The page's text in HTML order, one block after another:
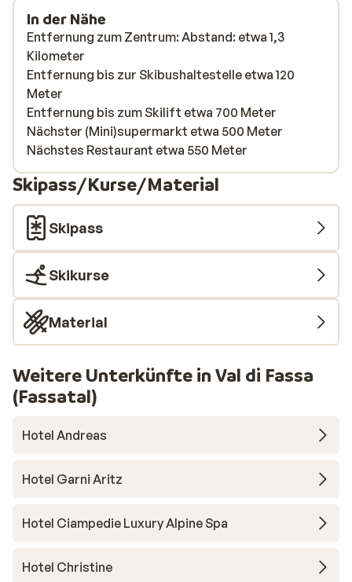
In der Nähe
Entfernung zum Zentrum: Abstand: etwa 1,3
Kilometer
Entfernung bis zur Skibushaltestelle etwa 120
Meter
Entfernung bis zum Skilift etwa 700 Meter
Nächster (Mini)supermarkt etwa 500 Meter
Nächstes Restaurant etwa 550 Meter
Skipass/Kurse/Material
Skipass
Skikurse
Material
Weitere Unterkünfte in Val di Fassa
(Fassatal)
Hotel Andreas
Hotel Garni Aritz
Hotel Ciampedie Luxury Alpine Spa
Hotel Christine